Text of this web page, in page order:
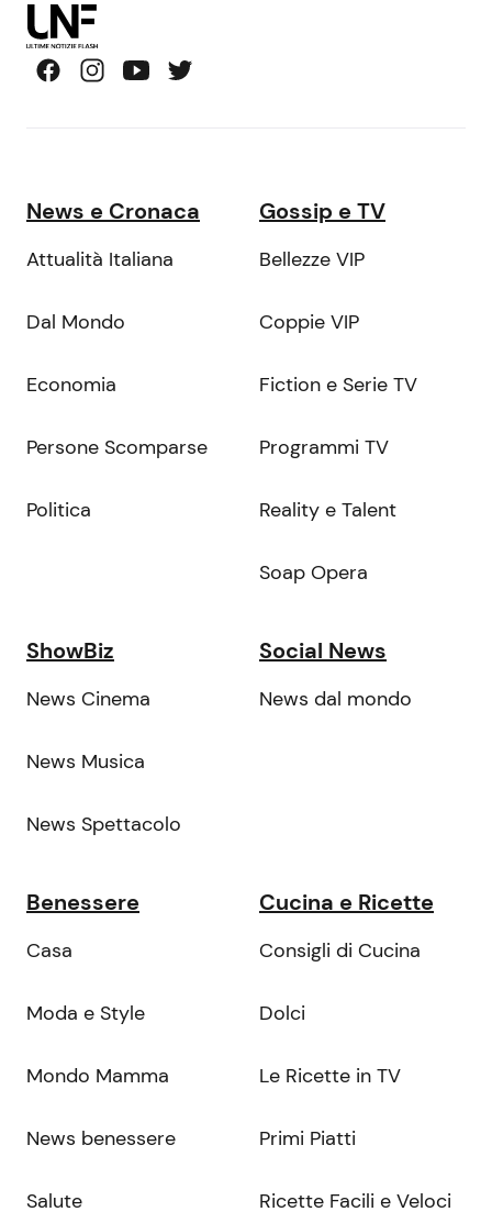
News e Cronaca
Attualità Italiana
Dal Mondo
Economia
Persone Scomparse
Politica
Gossip e TV
Bellezze VIP
Coppie VIP
Fiction e Serie TV
Programmi TV
Reality e Talent
Soap Opera
ShowBiz
News Cinema
News Musica
News Spettacolo
Social News
News dal mondo
Benessere
Casa
Moda e Style
Mondo Mamma
News benessere
Salute
Cucina e Ricette
Consigli di Cucina
Dolci
Le Ricette in TV
Primi Piatti
Ricette Facili e Veloci